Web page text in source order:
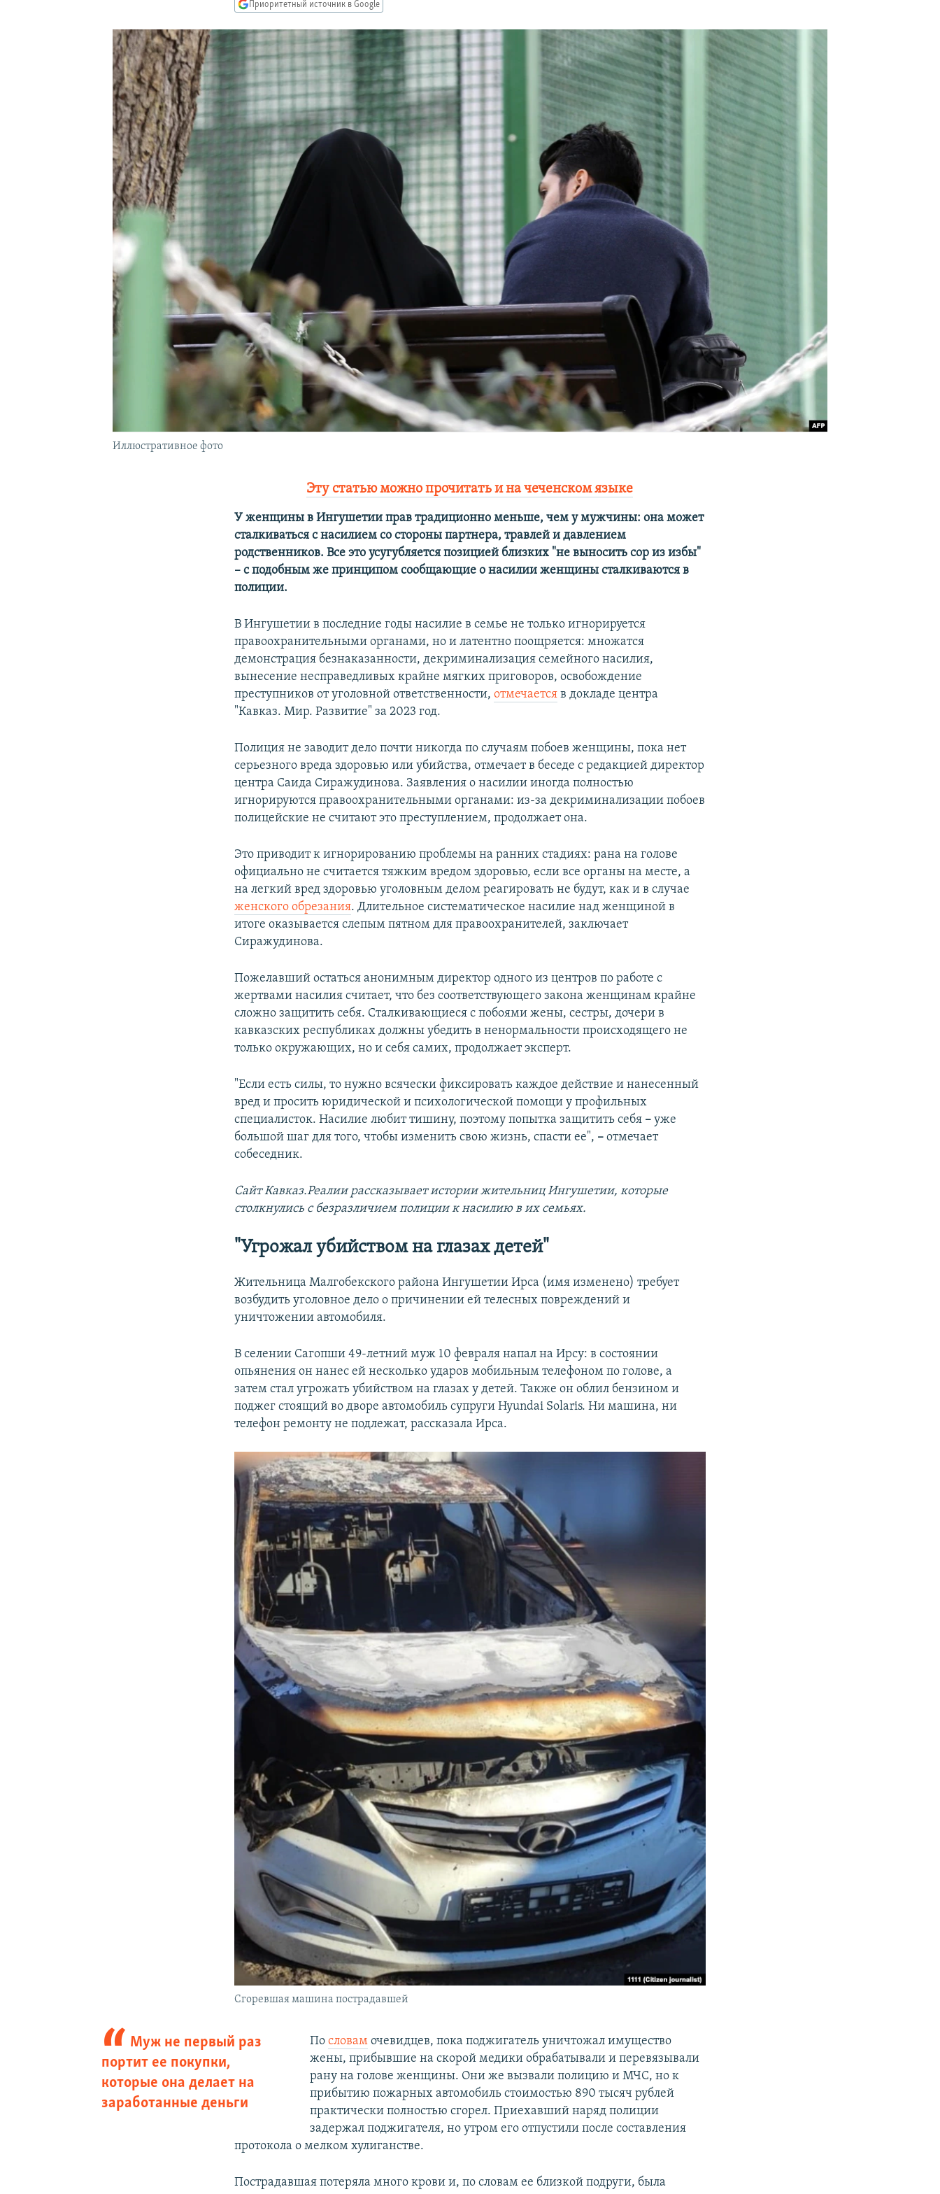
ПОДПИШИТЕСЬ НА РАССЫЛКУ
Приоритетный источник в Google
Иллюстративное фото
Эту статью можно прочитать и на чеченском языке
У женщины в Ингушетии прав традиционно меньше, чем у мужчины: она может
сталкиваться с насилием со стороны партнера, травлей и давлением
родственников. Все это усугубляется позицией близких "не выносить сор из избы"
– с подобным же принципом сообщающие о насилии женщины сталкиваются в
полиции.
В Ингушетии в последние годы насилие в семье не только игнорируется
правоохранительными органами, но и латентно поощряется: множатся
демонстрация безнаказанности, декриминализация семейного насилия,
вынесение несправедливых крайне мягких приговоров, освобождение
преступников от уголовной ответственности,отмечается в докладе центра
"Кавказ. Мир. Развитие" за 2023 год.
Полиция не заводит дело почти никогда по случаям побоев женщины, пока нет
серьезного вреда здоровью или убийства, отмечает в беседе с редакцией директор
центра Саида Сиражудинова. Заявления о насилии иногда полностью
игнорируются правоохранительными органами: из-за декриминализации побоев
полицейские не считают это преступлением, продолжает она.
Это приводит к игнорированию проблемы на ранних стадиях: рана на голове
официально не считается тяжким вредом здоровью, если все органы на месте, а
на легкий вред здоровью уголовным делом реагировать не будут, как и в случае
женского обрезания. Длительное систематическое насилие над женщиной в
итоге оказывается слепым пятном для правоохранителей, заключает
Сиражудинова.
Пожелавший остаться анонимным директор одного из центров по работе с
жертвами насилия считает, что без соответствующего закона женщинам крайне
сложно защитить себя. Сталкивающиеся с побоями жены, сестры, дочери в
кавказских республиках должны убедить в ненормальности происходящего не
только окружающих, но и себя самих, продолжает эксперт.
"Если есть силы, то нужно всячески фиксировать каждое действие и нанесенный
вред и просить юридической и психологической помощи у профильных
специалисток. Насилие любит тишину, поэтому попытка защитить себя –уже
большой шаг для того, чтобы изменить свою жизнь, спасти ее", –отмечает
собеседник.
Сайт Кавказ.Реалии рассказывает истории жительниц Ингушетии, которые
столкнулись с безразличием полиции к насилию в их семьях.
"Угрожал убийством на глазах детей"
Жительница Малгобекского района Ингушетии Ирса (имя изменено) требует
возбудить уголовное дело о причинении ей телесных повреждений и
уничтожении автомобиля.
В селении Сагопши 49-летний муж 10 февраля напал на Ирсу: в состоянии
опьянения он нанес ей несколько ударов мобильным телефоном по голове, а
затем стал угрожать убийством на глазах у детей. Также он облил бензином и
поджег стоящий во дворе автомобиль супруги Hyundai Solaris. Ни машина, ни
телефон ремонту не подлежат, рассказала Ирса.
Сгоревшая машина пострадавшей
Муж не первый раз
портит ее покупки,
которые она делает на
заработанные деньги
По словамочевидцев, пока поджигатель уничтожал имущество
жены, прибывшие на скорой медики обрабатывали и перевязывали
рану на голове женщины. Они же вызвали полицию и МЧС, но к
прибытию пожарных автомобиль стоимостью 890 тысяч рублей
практически полностью сгорел. Приехавший наряд полиции
задержал поджигателя, но утром его отпустили после составления
протокола о мелком хулиганстве.
Пострадавшая потеряла много крови и, по словам ее близкой подруги, была